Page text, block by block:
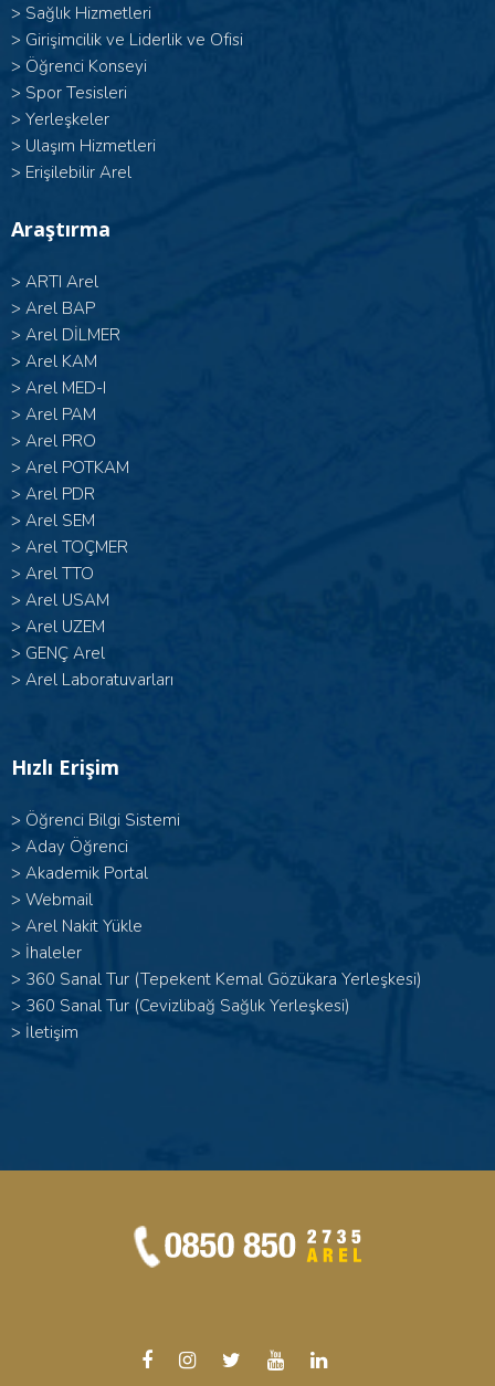
> Sağlık Hizmetleri
> Girişimcilik ve Liderlik ve Ofisi
> Öğrenci Konseyi
> Spor Tesisleri
> Yerleşkeler
> Ulaşım Hizmetleri
> Erişilebilir Arel
Araştırma
> ARTI Arel
> Arel BAP
> Arel DİLMER
> Arel KAM
> Arel MED-I
> Arel PAM
> Arel PRO
> Arel POTKAM
> Arel PDR
> Arel SEM
> Arel TOÇMER
> Arel TTO
> Arel USAM
> Arel UZEM
> GENÇ Arel
> Arel Laboratuvarları
Hızlı Erişim
> Öğrenci Bilgi Sistemi
> Aday Öğrenci
> Akademik Portal
> Webmail
> Arel Nakit Yükle
> İhaleler
> 360 Sanal Tur (Tepekent Kemal Gözükara Yerleşkesi)
> 360 Sanal Tur (Cevizlibağ Sağlık Yerleşkesi)
> İletişim